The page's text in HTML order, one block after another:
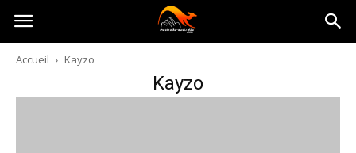
Australia-
australie.com
Accueil Kayzo
Kayzo